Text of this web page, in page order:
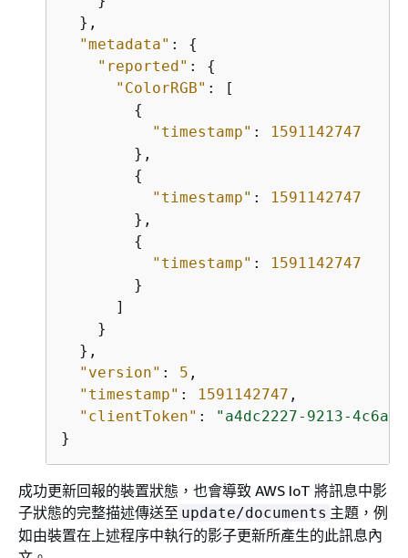
  },
"metadata" : {
"reported" : {
"ColorRGB" : [
{
"timestamp" :
1591142747
        },
{
"timestamp" :
1591142747
        },
{
"timestamp" :
1591142747
        }
      ]
    }
  },
"version" : 5 ,
"timestamp" : 1591142747 ,
"clientToken" :
"a4dc2227-9213-4c6a-
}
成功更新回報的裝置狀態，也會導致 AWS IoT 將訊息中影
子狀態的完整描述傳送至 update/documents 主題，例
如由裝置在上述程序中執行的影子更新所產生的此訊息內